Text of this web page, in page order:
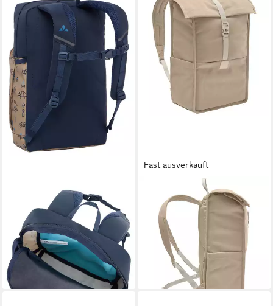
Trekkingrucksack Minnie 10,
Kinderrucksack, wasser- und
schmutzabweisend, 10 Liter
46,97 €
lieferbar - in 2-3 Werktagen bei dir
+2
Fast ausverkauft
Daypack Coreway, Polyester
ab 82,06 €
lieferbar - in 2-3 Werktagen bei dir